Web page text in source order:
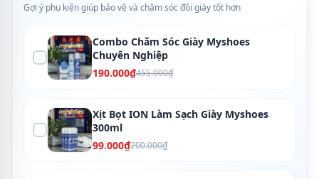
Gợi ý phụ kiện giúp bảo vệ và chăm sóc đôi giày tốt hơn
Combo Chăm Sóc Giày Myshoes
Chuyên Nghiệp
190.000₫455.000₫
Xịt Bọt ION Làm Sạch Giày Myshoes
300ml
99.000₫200.000₫